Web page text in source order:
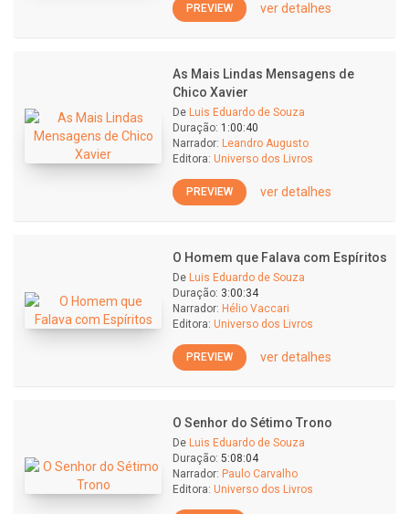
PREVIEW ver detalhes
As Mais Lindas Mensagens de
Chico Xavier
De Luis Eduardo de Souza
Duração: 1:00:40
Narrador: Leandro Augusto
Editora: Universo dos Livros
PREVIEW ver detalhes
O Homem que Falava com Espíritos
De Luis Eduardo de Souza
Duração: 3:00:34
Narrador: Hélio Vaccari
Editora: Universo dos Livros
PREVIEW ver detalhes
O Senhor do Sétimo Trono
De Luis Eduardo de Souza
Duração: 5:08:04
Narrador: Paulo Carvalho
Editora: Universo dos Livros